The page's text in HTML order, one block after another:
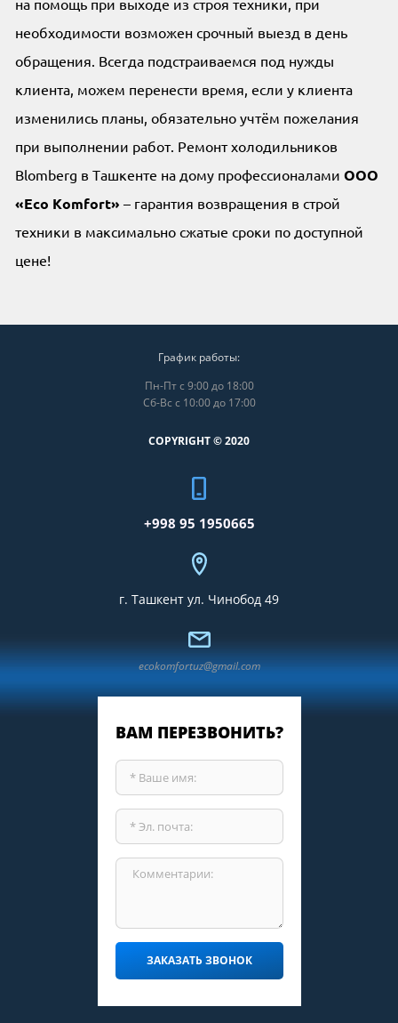
на помощь при выходе из строя техники, при
необходимости возможен срочный выезд в день
обращения. Всегда подстраиваемся под нужды
клиента, можем перенести время, если у клиента
изменились планы, обязательно учтём пожелания
при выполнении работ. Ремонт холодильников
Blomberg в Ташкенте на дому профессионалами OOO
«Eco Komfort» – гарантия возвращения в строй
техники в максимально сжатые сроки по доступной
цене!
График работы:
Пн-Пт с 9:00 до 18:00
Сб-Вс с 10:00 до 17:00
COPYRIGHT © 2020
+998 95 1950665
г. Ташкент ул. Чинобод 49
ecokomfortuz@gmail.com
ВАМ ПЕРЕЗВОНИТЬ?
ЗАКАЗАТЬ ЗВОНОК